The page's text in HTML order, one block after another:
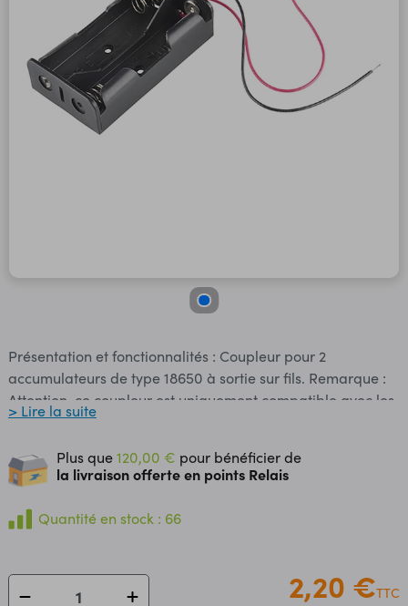
Présentation et fonctionnalités : Coupleur pour 2
accumulateurs de type 18650 à sortie sur fils. Remarque :
Attention, ce coupleur est uniquement compatible avec les
accus 18650 de 65 mm de longueur. Caractéristiques : ​
environ 150 mm Section des fils : 0,20 mm²
> Lire la suite
Plus que120,00 € pour bénéficier de
la livraison offerte en points Relais
Quantité en stock : 66
2,20 €TTC